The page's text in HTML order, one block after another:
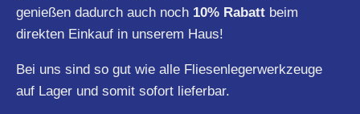
genießen dadurch auch noch 10% Rabatt beim
direkten Einkauf in unserem Haus!
Bei uns sind so gut wie alle Fliesenlegerwerkzeuge
auf Lager und somit sofort lieferbar.